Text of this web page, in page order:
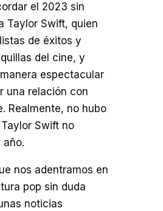
el 2023 sin
Taylor Swift, quien
de éxitos y
del cine, y
espectacular
una relación con
Realmente, no hubo
Swift no
año.
nos adentramos en
pop sin duda
noticias